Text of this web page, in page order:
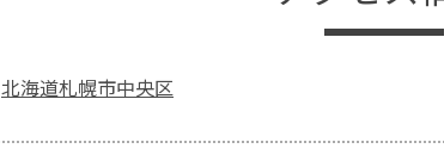
北海道札幌市中央区